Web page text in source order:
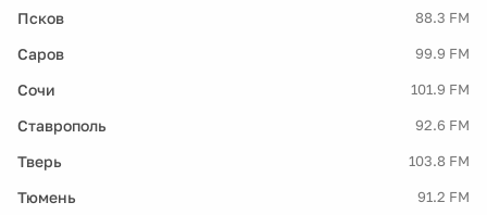
Псков 88.3 FM
Саров 99.9 FM
Сочи 101.9 FM
Ставрополь 92.6 FM
Тверь 103.8 FM
Тюмень 91.2 FM